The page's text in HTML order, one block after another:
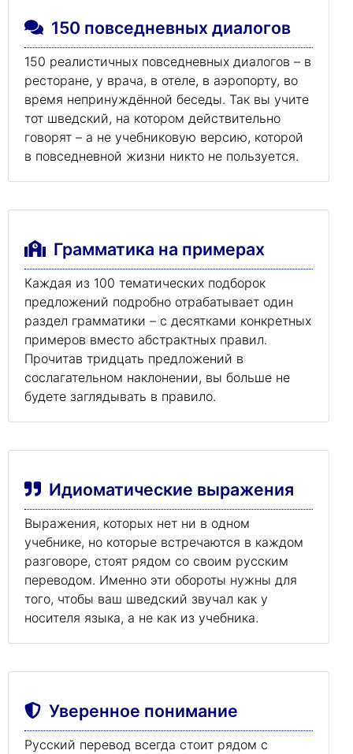
150 повседневных диалогов
150 реалистичных повседневных диалогов – в
ресторане, у врача, в отеле, в аэропорту, во
время непринуждённой беседы. Так вы учите
тот шведский, на котором действительно
говорят – а не учебниковую версию, которой
в повседневной жизни никто не пользуется.
Грамматика на примерах
Каждая из 100 тематических подборок
предложений подробно отрабатывает один
раздел грамматики – с десятками конкретных
примеров вместо абстрактных правил.
Прочитав тридцать предложений в
сослагательном наклонении, вы больше не
будете заглядывать в правило.
Идиоматические выражения
Выражения, которых нет ни в одном
учебнике, но которые встречаются в каждом
разговоре, стоят рядом со своим русским
переводом. Именно эти обороты нужны для
того, чтобы ваш шведский звучал как у
носителя языка, а не как из учебника.
Уверенное понимание
Русский перевод всегда стоит рядом с